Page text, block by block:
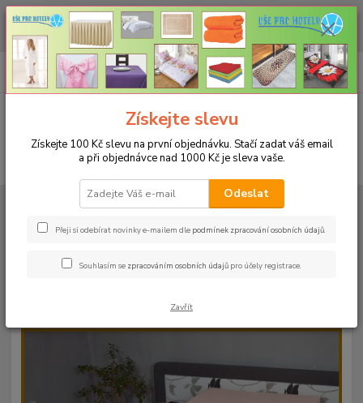
CHCETE NAKOUPIT VĚTŠÍ MNOŽSTVÍ NAŠICH PRODUKTŮ ZA LEPŠÍ
CENU? Klikněte ZDE
CZK
+420 773 794 023
Pondělí-pátek 9-16 hodin
0ks
za0 Kč
PROSTĚRADLA
Froté prostěradla s gumou - 190g/m2 - 45 barev
06 meruňková
Froté prostěradlo 180x200cm -
Získejte slevu
Získejte 100 Kč slevu na první objednávku. Stačí zadat váš email
a při objednávce nad 1000 Kč je sleva vaše.
Odeslat
Přeji si odebírat novinky e-mailem dle podmínek zpracování osobních údajů.
Souhlasím se zpracováním osobních údajů pro účely registrace.
Zavřít